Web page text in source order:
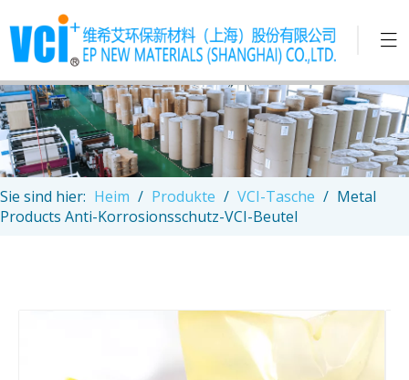
Sie sind hier: Heim / Produkte / VCI-Tasche / Metal
Products Anti-Korrosionsschutz-VCI-Beutel